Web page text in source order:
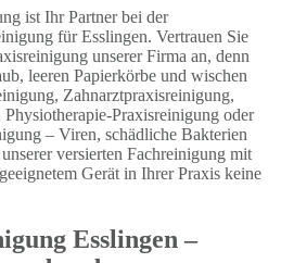
ist Ihr Partner bei der
für Esslingen. Vertrauen Sie
unserer Firma an, denn
leeren Papierkörbe und wischen
Zahnarztpraxisreinigung,
Praxisreinigung oder
– Viren, schädliche Bakterien
versierten Fachreinigung mit
Gerät in Ihrer Praxis keine
Esslingen –